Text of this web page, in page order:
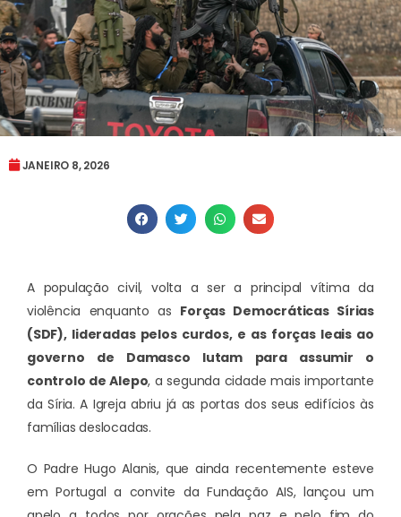
JANEIRO 8, 2026
A população civil, volta a ser a principal vítima da
violência enquanto as Forças Democráticas Sírias
(SDF), lideradas pelos curdos, e as forças leais ao
governo de Damasco lutam para assumir o
controlo de Alepo, a segunda cidade mais importante
da Síria. A Igreja abriu já as portas dos seus edifícios às
famílias deslocadas.
O Padre Hugo Alanis, que ainda recentemente esteve
em Portugal a convite da Fundação AIS, lançou um